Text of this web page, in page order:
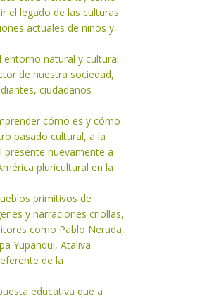
el legado de las culturas
actuales de niños y
entorno natural y cultural
de nuestra sociedad,
ciudadanos
cómo es y cómo
pasado cultural, a la
presente nuevamente a
pluricultural en la
primitivos de
y narraciones criollas,
como Pablo Neruda,
Yupanqui, Ataliva
de la
educativa que a